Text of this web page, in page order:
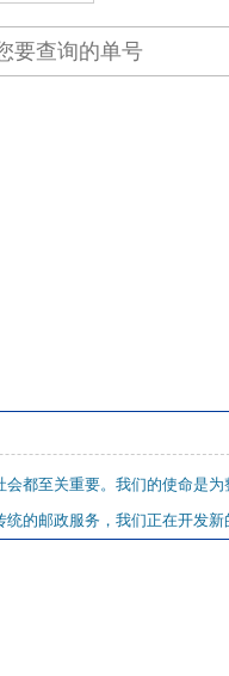
都至关重要。我们的使命是
的邮政服务，我们正在开发